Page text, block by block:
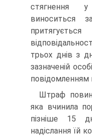
стягнення
виноситься
трьох днів з
зазначеній
повідомленням
Штраф
яка вчинила
пізніше 15
надіслання їй